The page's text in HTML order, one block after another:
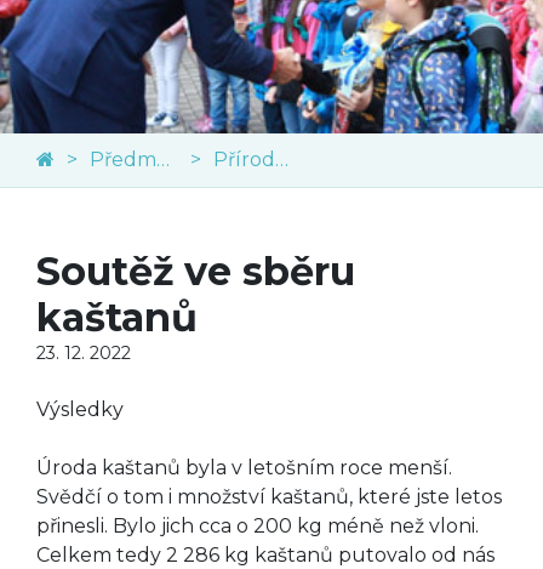
Předměty Přírodní vědy
Soutěž ve sběru
kaštanů
23. 12. 2022
Výsledky
Úroda kaštanů byla v letošním roce menší.
Svědčí o tom i množství kaštanů, které jste letos
přinesli. Bylo jich cca o 200 kg méně než vloni.
Celkem tedy 2 286 kg kaštanů putovalo od nás